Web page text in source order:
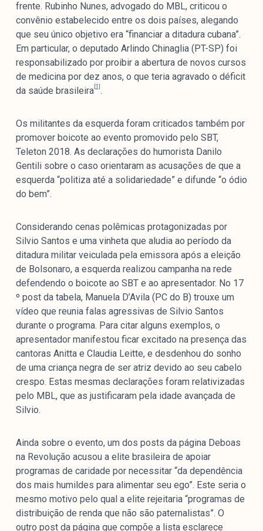
frente. Rubinho Nunes, advogado do MBL, criticou o
convênio estabelecido entre os dois países, alegando
que seu único objetivo era “financiar a ditadura cubana”.
Em particular, o deputado Arlindo Chinaglia (PT-SP) foi
responsabilizado por proibir a abertura de novos cursos
de medicina por dez anos, o que teria agravado o déficit
da saúde brasileira [1] .
Os militantes da esquerda foram criticados também por
promover boicote ao evento promovido pelo SBT,
Teleton 2018. As declarações do humorista Danilo
Gentili sobre o caso orientaram as acusações de que a
esquerda “politiza até a solidariedade” e difunde “o ódio
do bem”.
Considerando cenas polêmicas protagonizadas por
Silvio Santos e uma vinheta que aludia ao período da
ditadura militar veiculada pela emissora após a eleição
de Bolsonaro, a esquerda realizou campanha na rede
defendendo o boicote ao SBT e ao apresentador. No 17
º post da tabela, Manuela D’Avila (PC do B) trouxe um
vídeo que reunia falas agressivas de Silvio Santos
durante o programa. Para citar alguns exemplos, o
apresentador manifestou ficar excitado na presença das
cantoras Anitta e Claudia Leitte, e desdenhou do sonho
de uma criança negra de ser atriz devido ao seu cabelo
crespo. Estas mesmas declarações foram relativizadas
pelo MBL, que as justificaram pela idade avançada de
Silvio.
Ainda sobre o evento, um dos posts da página Deboas
na Revolução acusou a elite brasileira de apoiar
programas de caridade por necessitar “da dependência
dos mais humildes para alimentar seu ego”. Este seria o
mesmo motivo pelo qual a elite rejeitaria “programas de
distribuição de renda que não são paternalistas”. O
outro post da página que compõe a lista esclarece